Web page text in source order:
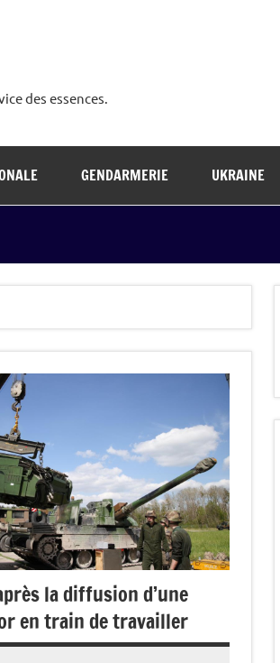
des essences.
GENDARMERIE UKRAINE
la diffusion d’une
en train de travailler